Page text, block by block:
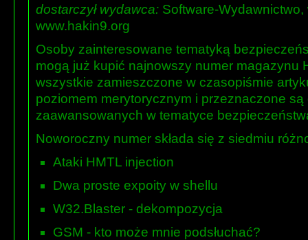
dostarczył wydawca: Software-
www.hakin9.org
Osoby zainteresowane tematyką
mogą już kupić najnowszy numer magazynu
wszystkie zamieszczone w czasopiśmie
poziomem merytorycznym i przeznaczone
zaawansowanych w tematyce
Noworoczny numer składa się z siedmiu
Ataki HMTL injection
Dwa proste expoity w shellu
W32.Blaster - dekompozycja
GSM - kto może mnie podsłuchać?